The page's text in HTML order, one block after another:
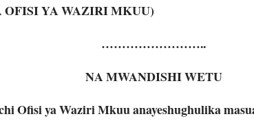
OFISI YA WAZIRI MKUU)
……………………..
NA MWANDISHI WETU
Ofisi ya Waziri Mkuu anayeshughulika